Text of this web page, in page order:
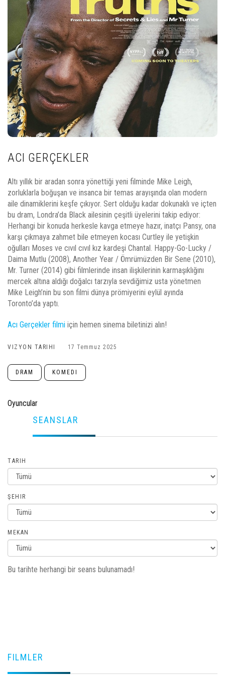
ACI GERÇEKLER
Altı yıllık bir aradan sonra yönettiği yeni filminde Mike Leigh,
zorluklarla boğuşan ve insanca bir temas arayışında olan modern
aile dinamiklerini keşfe çıkıyor. Sert olduğu kadar dokunaklı ve içten
bu dram, Londra’da Black ailesinin çeşitli üyelerini takip ediyor:
Herhangi bir konuda herkesle kavga etmeye hazır, inatçı Pansy, ona
karşı çıkmaya zahmet bile etmeyen kocası Curtley ile yetişkin
oğulları Moses ve cıvıl cıvıl kız kardeşi Chantal. Happy-Go-Lucky /
Daima Mutlu (2008), Another Year / Ömrümüzden Bir Sene (2010),
Mr. Turner (2014) gibi filmlerinde insan ilişkilerinin karmaşıklığını
mercek altına aldığı doğalcı tarzıyla sevdiğimiz usta yönetmen
Mike Leigh’nin bu son filmi dünya prömiyerini eylül ayında
Toronto’da yaptı.
Acı Gerçekler filmi için hemen sinema biletinizi alın!
VIZYON TARIHI 17 Temmuz 2025
DRAM KOMEDI
Oyuncular
SEANSLAR
TARIH
ŞEHIR
MEKAN
Bu tarihte herhangi bir seans bulunamadı!
FILMLER